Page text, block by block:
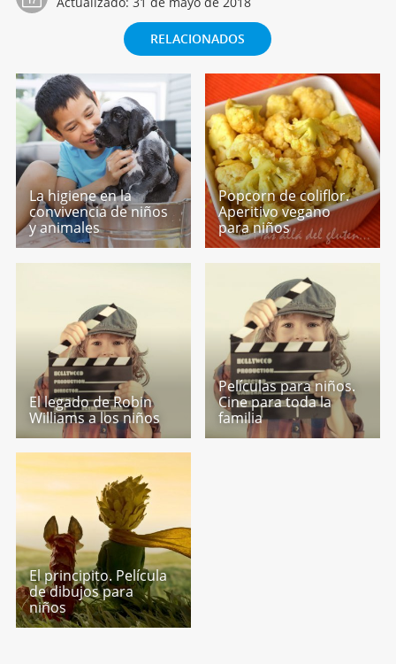
RELACIONADOS
La higiene en la
convivencia de niños
y animales
Popcorn de coliflor.
Aperitivo vegano
para niños
El legado de Robin
Williams a los niños
Películas para niños.
Cine para toda la
familia
El principito. Película
de dibujos para
niños